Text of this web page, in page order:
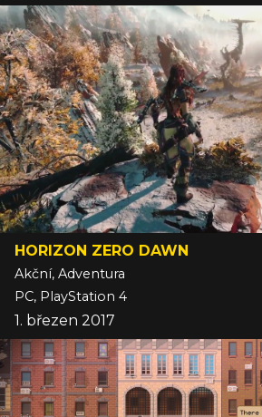
HORIZON ZERO DAWN
Akční, Adventura
PC, PlayStation 4
1. březen 2017